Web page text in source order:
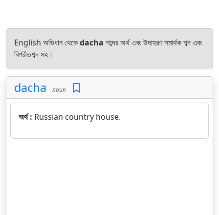
English অভিধান থেকেdacha শব্দের অর্থ এবং উদাহরণ সমার্থক শব্দ এবং
বিপরীতশব্দ সহ।
dacha noun
অর্থ : Russian country house.